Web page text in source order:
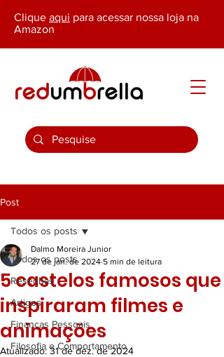
Clique aqui para acessar nossa loja na
Amazon
Post
Todos os posts
Resenhas
Artigos
Finanças Pessoais
Filosofia e Comportamento
Todos os posts
5 castelos famosos que
inspiraram filmes e
animações
Dalmo Moreira Junior
27 de jan. de 2024 5 min de leitura
Atualizado:31 de dez. de 2024